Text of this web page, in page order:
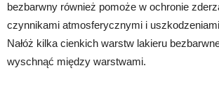
bezbarwny również pomoże w ochronie
czynnikami atmosferycznymi i
Nałóż kilka cienkich warstw lakieru
wyschnąć między warstwami.